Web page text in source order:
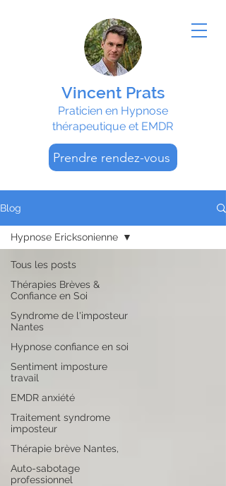
Vincent Prats
Praticien en Hypnose
thérapeutique et EMDR
Prendre rendez-vous
Blog
Tous les posts
Thérapies Brèves &
Confiance en Soi
Syndrome de l'imposteur
Nantes
Hypnose confiance en soi
Sentiment imposture
travail
EMDR anxiété
Traitement syndrome
imposteur
Thérapie brève Nantes,
Auto-sabotage
professionnel
Hypnose Ericksonienne